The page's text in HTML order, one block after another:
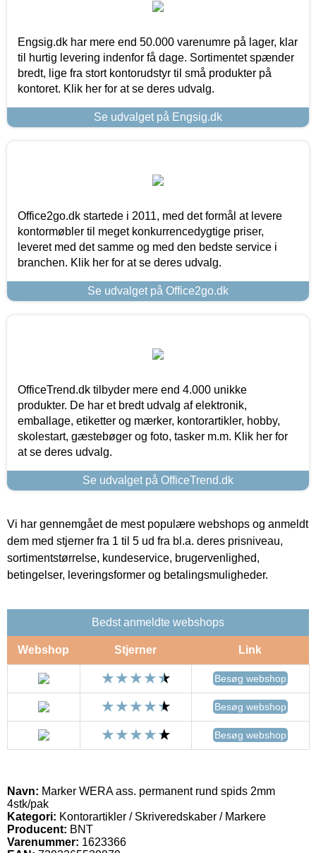
Engsig.dk har mere end 50.000 varenumre på lager, klar
til hurtig levering indenfor få dage. Sortimentet spænder
bredt, lige fra stort kontorudstyr til små produkter på
kontoret. Klik her for at se deres udvalg.
Se udvalget på Engsig.dk
Office2go.dk startede i 2011, med det formål at levere
kontormøbler til meget konkurrencedygtige priser,
leveret med det samme og med den bedste service i
branchen. Klik her for at se deres udvalg.
Se udvalget på Office2go.dk
OfficeTrend.dk tilbyder mere end 4.000 unikke
produkter. De har et bredt udvalg af elektronik,
emballage, etiketter og mærker, kontorartikler, hobby,
skolestart, gæstebøger og foto, tasker m.m. Klik her for
at se deres udvalg.
Se udvalget på OfficeTrend.dk
Vi har gennemgået de mest populære webshops og anmeldt
dem med stjerner fra 1 til 5 ud fra bl.a. deres prisniveau,
sortimentstørrelse, kundeservice, brugervenlighed,
betingelser, leveringsformer og betalingsmuligheder.
Bedst anmeldte webshops
Webshop Stjerner Link
Besøg webshop
Besøg webshop
Besøg webshop
Navn: Marker WERA ass. permanent rund spids 2mm
4stk/pak
Kategori: Kontorartikler / Skriveredskaber / Markere
Producent: BNT
Varenummer: 1623366